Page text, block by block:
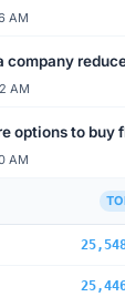
AM
company
AM
options to buy
AM